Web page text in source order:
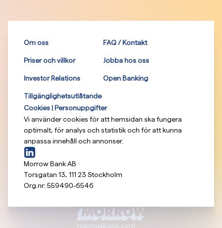
Om oss FAQ / Kontakt
Priser och villkor Jobba hos oss
Investor Relations Open Banking
Tillgänglighetsutlåtande
Cookies | Personuppgifter
Vi använder cookies för att hemsidan ska fungera
optimalt, för analys och statistik och för att kunna
anpassa innehåll och annonser.
Morrow Bank AB
Torsgatan 13, 111 23 Stockholm
Org.nr: 559490-6546
morrowbank.com